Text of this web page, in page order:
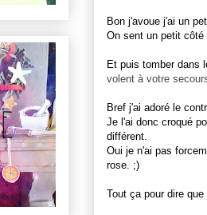
Bon j'avoue j'ai un
On sent un petit
Et puis tomber dans
volent à votre
Bref j'ai adoré le
Je l'ai donc croqué
différent.
Oui je n'ai pas
rose. ;)
Tout ça pour dire